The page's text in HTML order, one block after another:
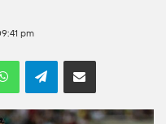
pm
WhatsAppTelegramCompartilhar por e-mail